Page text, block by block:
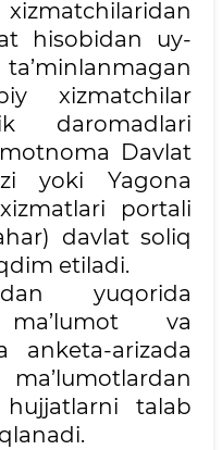
hisobidan uy-
xizmatchilar
daromadlari
Davlat
yoki Yagona
portali
davlat soliq
etiladi.
yuqorida
ma’lumot va
anketa-arizada
talab